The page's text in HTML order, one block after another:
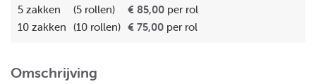
5 zakken
(5 rollen) € 85,00 per rol
10 zakken (10 rollen) € 75,00 per rol
Omschrijving